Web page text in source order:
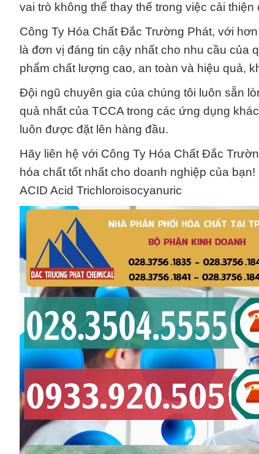
vai trò không thể thay thế trong việc cải
Công Ty Hóa Chất Đắc Trường Phát, với
là đơn vị đáng tin cậy nhất cho nhu cầu của
phẩm chất lượng cao, an toàn và hiệu quả,
Đội ngũ chuyên gia của chúng tôi luôn sẵn
quả nhất của TCCA trong các ứng dụng
luôn được đặt lên hàng đầu.
Hãy liên hệ với Công Ty Hóa Chất Đắc
hóa chất tốt nhất cho doanh nghiệp của bạn!
ACID Acid Trichloroisocyanuric